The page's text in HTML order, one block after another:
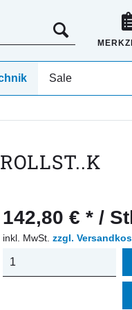
Sale
142,80 € * /
inkl. MwSt.zzgl.